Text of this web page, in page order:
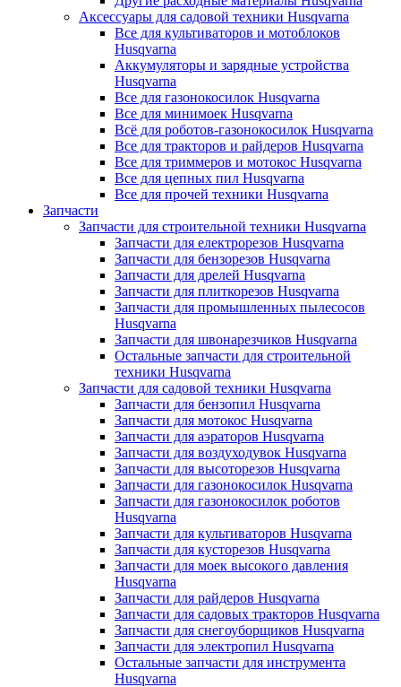
Аксессуары для садовой техники Husqvarna
Все для культиваторов и мотоблоков
Husqvarna
Аккумуляторы и зарядные устройства
Husqvarna
Все для газонокосилок Husqvarna
Все для минимоек Husqvarna
Всё для роботов-газонокосилок Husqvarna
Все для тракторов и райдеров Husqvarna
Все для триммеров и мотокос Husqvarna
Все для цепных пил Husqvarna
Все для прочей техники Husqvarna
Запчасти
Запчасти для строительной техники Husqvarna
Запчасти для електрорезов Husqvarna
Запчасти для бензорезов Husqvarna
Запчасти для дрелей Husqvarna
Запчасти для плиткорезов Husqvarna
Запчасти для промышленных пылесосов
Husqvarna
Запчасти для швонарезчиков Husqvarna
Остальные запчасти для строительной
техники Husqvarna
Запчасти для садовой техники Husqvarna
Запчасти для бензопил Husqvarna
Запчасти для мотокос Husqvarna
Запчасти для аэраторов Husqvarna
Запчасти для воздуходувок Husqvarna
Запчасти для высоторезов Husqvarna
Запчасти для газонокосилок Husqvarna
Запчасти для газонокосилок роботов
Husqvarna
Запчасти для культиваторов Husqvarna
Запчасти для кусторезов Husqvarna
Запчасти для моек высокого давления
Husqvarna
Запчасти для райдеров Husqvarna
Запчасти для садовых тракторов Husqvarna
Запчасти для снегоуборщиков Husqvarna
Запчасти для электропил Husqvarna
Остальные запчасти для инструмента
Husqvarna